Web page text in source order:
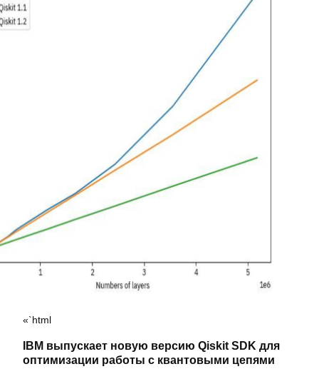
«`html
IBM выпускает новую версию Qiskit SDK для
оптимизации работы с квантовыми цепями